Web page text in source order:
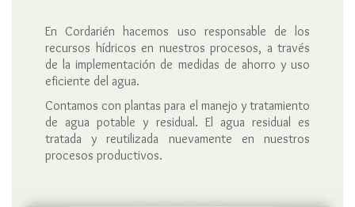
En Cordarién hacemos uso responsable de los
recursos hídricos en nuestros procesos, a través
de la implementación de medidas de ahorro y uso
eficiente del agua.
Contamos con plantas para el manejo y tratamiento
de agua potable y residual. El agua residual es
tratada y reutilizada nuevamente en nuestros
procesos productivos.